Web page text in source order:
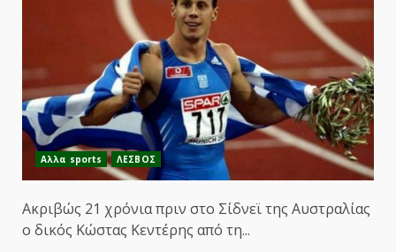
Αλλα sports ΛΕΣΒΟΣ
Ακριβώς 21 χρόνια πριν στο Σίδνεϊ της Αυστραλίας
ο δικός Κώστας Κεντέρης από τη...